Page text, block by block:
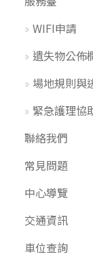
WIFI申請
遺失物公佈
場地規則與
緊急護理協
聯絡我們
常見問題
中心導覽
交通資訊
車位查詢